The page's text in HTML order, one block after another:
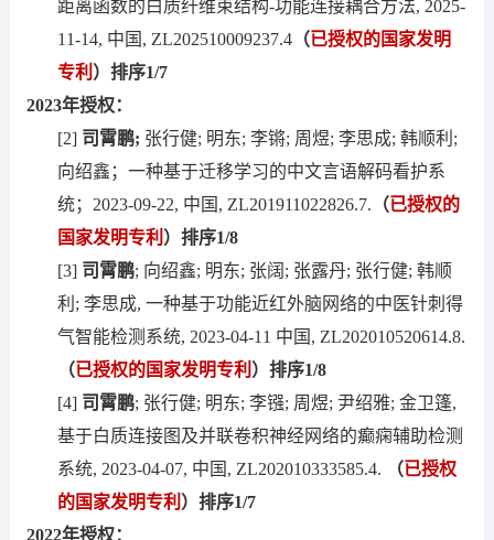
距离函数的白质纤维束结构-功能连接耦合方法, 2025-
11-14, 中国, ZL202510009237.4（已授权的国家发明
专利 ）排序1/7
2023年授权：
[2] 司霄鹏; 张行健; 明东; 李锵; 周煜; 李思成; 韩顺利;
向绍鑫；一种基于迁移学习的中文言语解码看护系
统；2023-09-22, 中国, ZL201911022826.7. （已授权的
国家发明专利 ）排序1/8
[3] 司霄鹏; 向绍鑫; 明东; 张阔; 张露丹; 张行健; 韩顺
利; 李思成, 一种基于功能近红外脑网络的中医针刺得
气智能检测系统, 2023-04-11 中国, ZL202010520614.8.
（已授权的国家发明专利 ）排序1/8
[4] 司霄鹏; 张行健; 明东; 李镪; 周煜; 尹绍雅; 金卫篷,
基于白质连接图及并联卷积神经网络的癫痫辅助检测
系统, 2023-04-07, 中国, ZL202010333585.4.
（已授权
的国家发明专利 ）排序1/7
2022年授权：